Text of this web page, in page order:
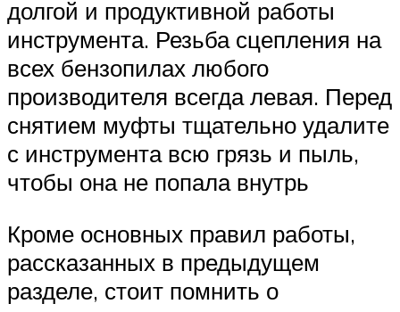
долгой и продуктивной работы
инструмента. Резьба сцепления на
всех бензопилах любого
производителя всегда левая. Перед
снятием муфты тщательно удалите
с инструмента всю грязь и пыль,
чтобы она не попала внутрь
Кроме основных правил работы,
рассказанных в предыдущем
разделе, стоит помнить о